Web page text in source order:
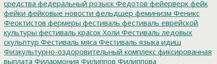
средства федеральный розыск Федотов фейерверк фейк
фейки фейковые новости фельдшер феминизм Феникс
Феоктистов фермеры фестиваль фестиваль еврейской
культуры фестиваль красок Холи Фестиваль ледовых
скульптур Фестиваль мяса Фестиваль языка идиш
Физкультурно-оздоровительный комплекс фиксированная
выплата Филармония Филиппов Филиппова